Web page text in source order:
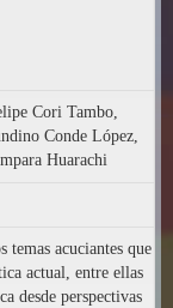
Cori Tambo,
Conde López,
Huarachi
temas acuciantes que
actual, entre ellas
desde perspectivas